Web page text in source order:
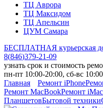
ТЦ Аврора
ТЦ Максидом
ТЦ Апельсин
ЦУМ Самара
БЕСПЛАТНАЯ курьерская
8(846)379-21-09
узнать срок и стоимость
пн-пт 10:00-20:00, сб-вс
Главная
Ремонт iPhone
Ремонт MacBookРемонт iMac
ПланшетовБытовой техники